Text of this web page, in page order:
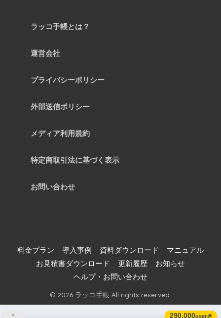
× 290,000user🎉
ラッコ手帳とは？
運営会社
プライバシーポリシー
外部送信ポリシー
メディア利用規約
特定商取引法に基づく表示
お問い合わせ
料金プラン 導入事例 資料ダウンロード
マニュアル
お見積書ダウンロード
更新履歴
お知らせ
ヘルプ・お問い合わせ
© 2026 ラッコ手帳 All rights reserved.